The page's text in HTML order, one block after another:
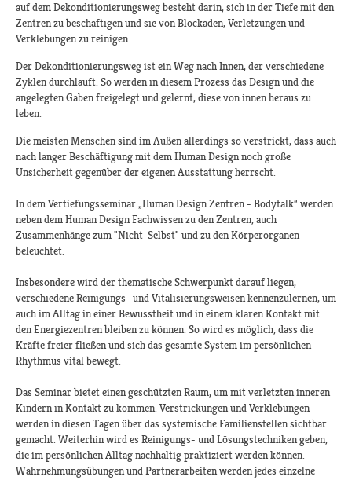
auf dem Dekonditionierungsweg besteht darin, sich in der Tiefe mit den
Zentren zu beschäftigen und sie von Blockaden, Verletzungen und
Verklebungen zu reinigen.
Der Dekonditionierungsweg ist ein Weg nach Innen, der verschiedene
Zyklen durchläuft. So werden in diesem Prozess das Design und die
angelegten Gaben freigelegt und gelernt, diese von innen heraus zu
leben.
Die meisten Menschen sind im Außen allerdings so verstrickt, dass auch
nach langer Beschäftigung mit dem Human Design noch große
Unsicherheit gegenüber der eigenen Ausstattung herrscht.
In dem Vertiefungsseminar „Human Design Zentren - Bodytalk“ werden
neben dem Human Design Fachwissen zu den Zentren, auch
Zusammenhänge zum "Nicht-Selbst" und zu den Körperorganen
beleuchtet.
Insbesondere wird der thematische Schwerpunkt darauf liegen,
verschiedene Reinigungs- und Vitalisierungsweisen kennenzulernen, um
auch im Alltag in einer Bewusstheit und in einem klaren Kontakt mit
den Energiezentren bleiben zu können. So wird es möglich, dass die
Kräfte freier fließen und sich das gesamte System im persönlichen
Rhythmus vital bewegt.
Das Seminar bietet einen geschützten Raum, um mit verletzten inneren
Kindern in Kontakt zu kommen. Verstrickungen und Verklebungen
werden in diesen Tagen über das systemische Familienstellen sichtbar
gemacht. Weiterhin wird es Reinigungs- und Lösungstechniken geben,
die im persönlichen Alltag nachhaltig praktiziert werden können.
Wahrnehmungsübungen und Partnerarbeiten werden jedes einzelne